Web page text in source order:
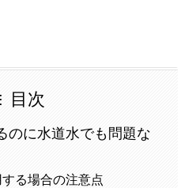
目次
のに水道水でも問題な
る場合の注意点